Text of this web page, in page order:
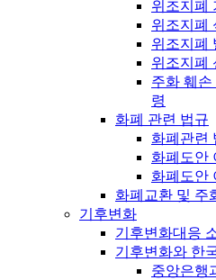
위조지폐
위조지폐
위조지폐
위조지폐
주화 훼
령
화폐 관련 법규
화폐관련
화폐도안
화폐도안
화폐교환 및 주
기후변화
기후변화대응
기후변화와 한
중앙은행